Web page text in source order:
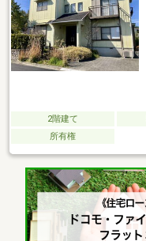
2階建て
所有権